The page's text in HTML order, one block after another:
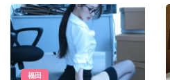
福田